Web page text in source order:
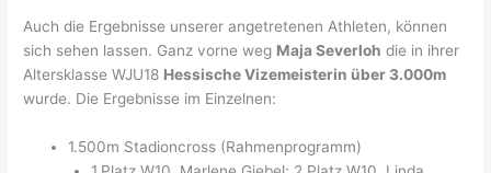
Auch die Ergebnisse unserer angetretenen Athleten, können
sich sehen lassen. Ganz vorne weg Maja Severloh die in ihrer
Altersklasse WJU18 Hessische Vizemeisterin über 3.000m
wurde. Die Ergebnisse im Einzelnen:
1.500m Stadioncross (Rahmenprogramm)